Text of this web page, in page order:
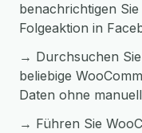
benachrichtigen
Folgeaktion in
→ Durchsuchen
beliebige
Daten ohne
→ Führen Sie